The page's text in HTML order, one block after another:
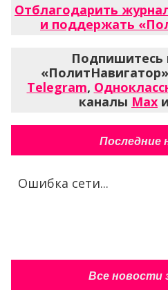
Отблагодарить
и поддержать
Подпишитесь
Telegram,
каналы Max и
Последние
Ошибка сети...
Все новости